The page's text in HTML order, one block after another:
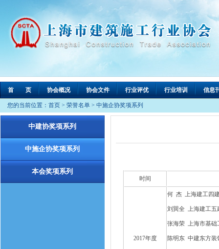
首 页 协会概况 协会文件 行业评优 行业培训 信息
您的当前位置： 首页 > 荣誉名单 > 中施企协奖项系列
中建协奖项系列
中施企协奖项系列
本会奖项系列
时间
2017年度
何 杰 上海建工四
刘巽全 上海建工五
张海荣 上海市基础
陈明东 中建东方装